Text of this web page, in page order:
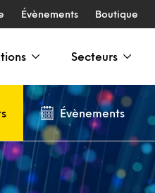
Évènements Boutique
Secteurs
Évènements